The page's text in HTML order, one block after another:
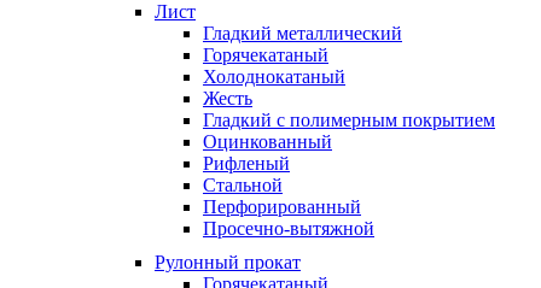
Лист
Гладкий металлический
Горячекатаный
Холоднокатаный
Жесть
Гладкий с полимерным покрытием
Оцинкованный
Рифленый
Стальной
Перфорированный
Просечно-вытяжной
Рулонный прокат
Горячекатаный